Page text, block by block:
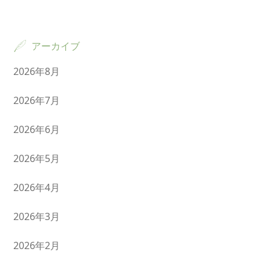
アーカイブ
2026年8月
2026年7月
2026年6月
2026年5月
2026年4月
2026年3月
2026年2月